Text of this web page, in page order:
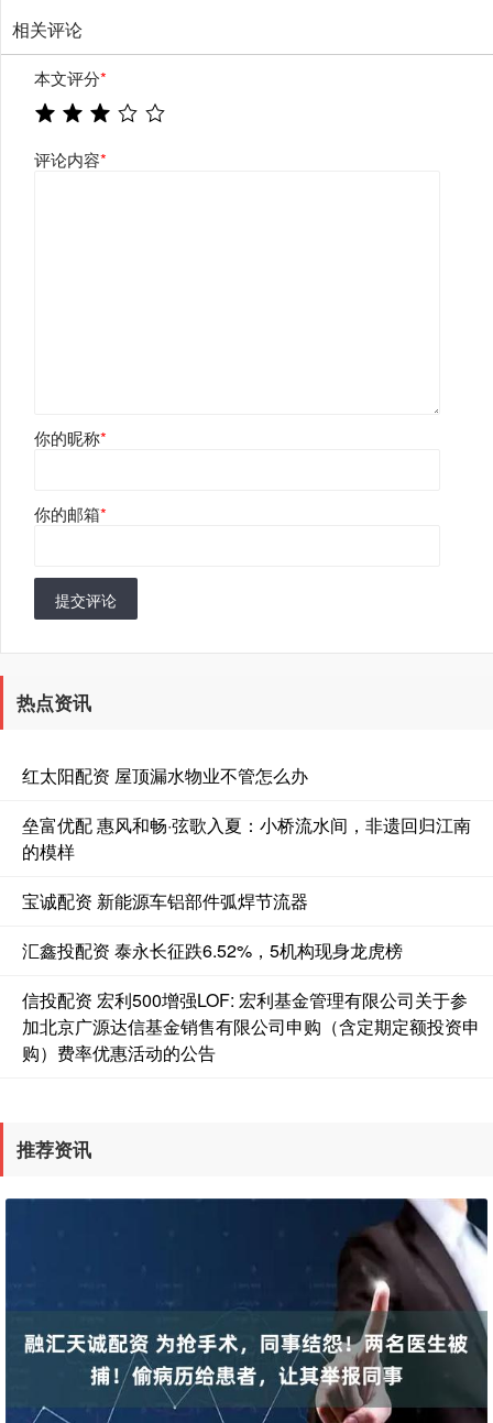
相关评论
本文评分*
评论内容*
你的昵称*
你的邮箱*
提交评论
热点资讯
红太阳配资 屋顶漏水物业不管怎么办
垒富优配 惠风和畅·弦歌入夏：小桥流水间，非遗回归江南
的模样
宝诚配资 新能源车铝部件弧焊节流器
汇鑫投配资 泰永长征跌6.52%，5机构现身龙虎榜
信投配资 宏利500增强LOF: 宏利基金管理有限公司关于参
加北京广源达信基金销售有限公司申购（含定期定额投资申
购）费率优惠活动的公告
推荐资讯